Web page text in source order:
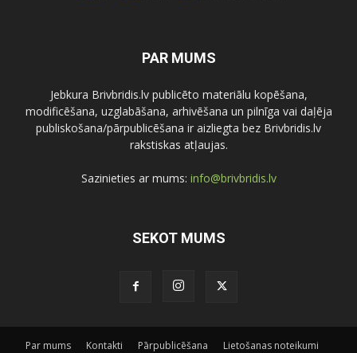
PAR MUMS
Jebkura Brivbridis.lv publicēto materiālu kopēšana,
modificēšana, uzglabāšana, arhivēšana un pilnīga vai daļēja
publiskošana/pārpublicēšana ir aizliegta bez Brivbridis.lv
rakstiskas atļaujas.
Sazinieties ar mums: info@brivbridis.lv
SEKOT MUMS
Par mums Kontakti Pārpublicēšana Lietošanas noteikumi